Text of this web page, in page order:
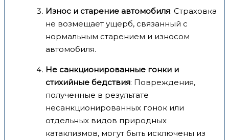
Износ и старение автомобиля: Страховка
не возмещает ущерб, связанный с
нормальным старением и износом
автомобиля.
Не санкционированные гонки и
стихийные бедствия: Повреждения,
полученные в результате
несанкционированных гонок или
отдельных видов природных
катаклизмов, могут быть исключены из